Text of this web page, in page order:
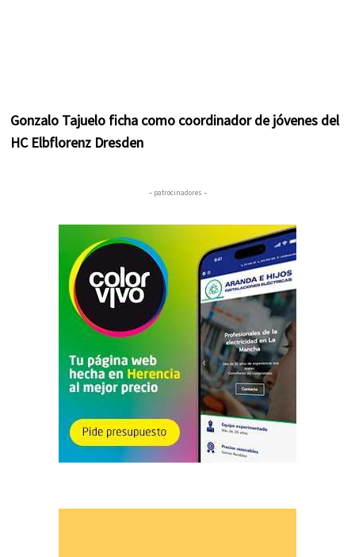
Gonzalo Tajuelo ficha como coordinador de jóvenes del
HC Elbflorenz Dresden
– patrocinadores –